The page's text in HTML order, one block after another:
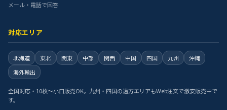
メール・電話で回答
対応エリア
北海道 東北 関東 中部 関西 中国 四国 九州
沖縄
海外輸出
全国対応・10枚〜小口販売OK。九州・四国の遠方エリアもWeb注文で激安販売中で
す。